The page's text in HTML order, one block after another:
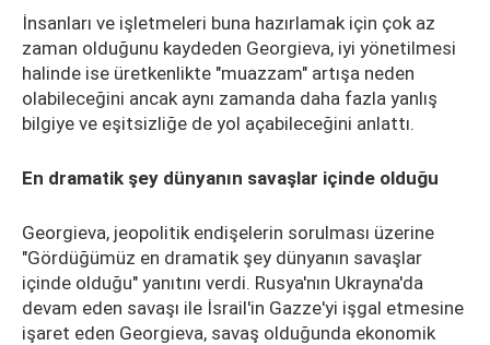
İnsanları ve işletmeleri buna hazırlamak için çok az
zaman olduğunu kaydeden Georgieva, iyi yönetilmesi
halinde ise üretkenlikte "muazzam" artışa neden
olabileceğini ancak aynı zamanda daha fazla yanlış
bilgiye ve eşitsizliğe de yol açabileceğini anlattı.
En dramatik şey dünyanın savaşlar içinde olduğu
Georgieva, jeopolitik endişelerin sorulması üzerine
"Gördüğümüz en dramatik şey dünyanın savaşlar
içinde olduğu" yanıtını verdi. Rusya'nın Ukrayna'da
devam eden savaşı ile İsrail'in Gazze'yi işgal etmesine
işaret eden Georgieva, savaş olduğunda ekonomik